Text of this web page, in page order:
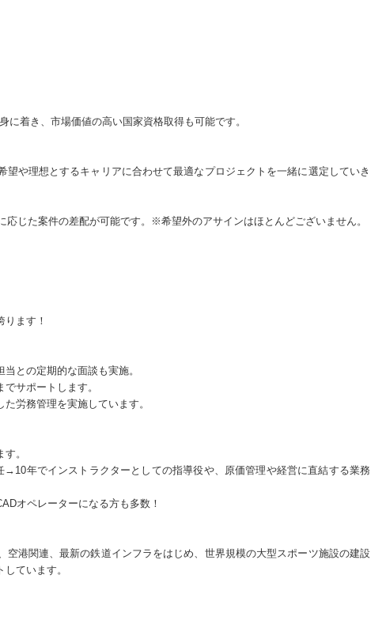
着き、市場価値の高い国家資格取得も可能です。
や理想とするキャリアに合わせて最適なプロジェクトを一緒に選定していき
じた案件の差配が可能です。※希望外のアサインはほとんどございません。
ます！
との定期的な面談も実施。
サポートします。
労務管理を実施しています。
。
年でインストラクターとしての指導役や、原価管理や経営に直結する業務
オペレーターになる方も多数！
空港関連、最新の鉄道インフラをはじめ、世界規模の大型スポーツ施設の建設
ています。